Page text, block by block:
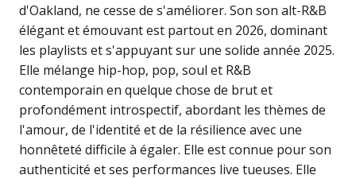
d'Oakland, ne cesse de s'améliorer. Son son alt-R&B
élégant et émouvant est partout en 2026, dominant
les playlists et s'appuyant sur une solide année 2025.
Elle mélange hip-hop, pop, soul et R&B
contemporain en quelque chose de brut et
profondément introspectif, abordant les thèmes de
l'amour, de l'identité et de la résilience avec une
honnêteté difficile à égaler. Elle est connue pour son
authenticité et ses performances live tueuses. Elle